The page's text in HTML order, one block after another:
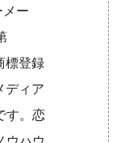
ー
標登録
ディア
す。恋